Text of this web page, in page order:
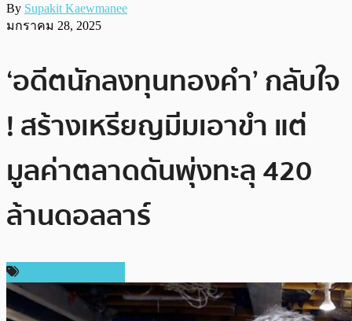
By Supakit Kaewmanee
มกราคม 28, 2025
‘อดีตนักลงทุนทองคำ’ กลับใจ
! สร้างเหรียญมีมเอาขำ แต่
มูลค่าตลาดดันพุ่งทะลุ 420
ล้านดอลลาร์